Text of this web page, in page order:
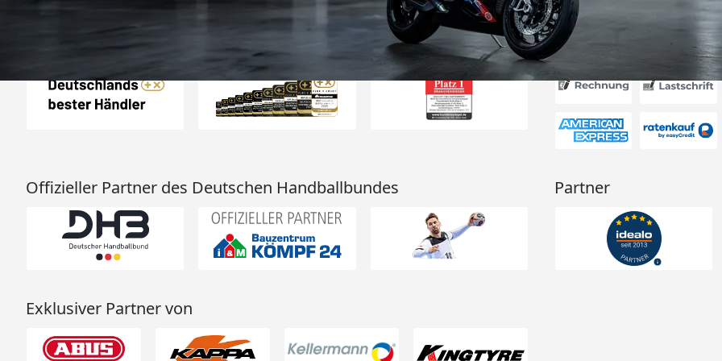
Auszeichnungen Akzeptierte
Offizieller Partner des Deutschen Handballbundes Partner
Exklusiver Partner von